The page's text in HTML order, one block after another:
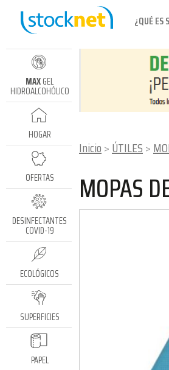
¿QUÉ ES
MAXGEL
HIDROALCOHÓLICO
HOGAR
OFERTAS
DESINFECTANTES
COVID-19
ECOLÓGICOS
SUPERFICIES
PAPEL
Inicio ÚTILES
MOPAS